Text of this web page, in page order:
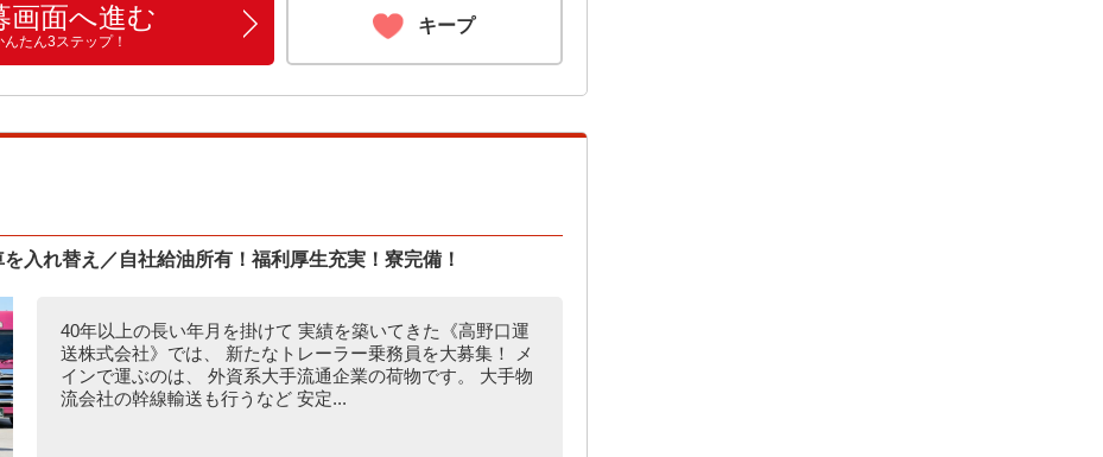
画面へ進む
んたん3ステップ！
キープ
入れ替え／自社給油所有！福利厚生充実！寮完備！
40年以上の長い年月を掛けて 実績を築いてきた《高野口運
送株式会社》では、 新たなトレーラー乗務員を大募集！ メ
インで運ぶのは、 外資系大手流通企業の荷物です。 大手物
流会社の幹線輸送も行うなど 安定...